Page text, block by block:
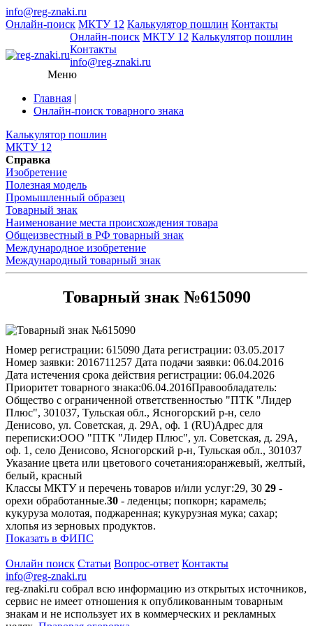
info@reg-znaki.ru
Онлайн-поиск МКТУ 12 Калькулятор пошлин Контакты
Онлайн-поиск МКТУ 12 Калькулятор пошлин
Контакты
info@reg-znaki.ru
Меню
Главная |
Онлайн-поиск товарного знака
Калькулятор пошлин
МКТУ 12
Справка
Изобретение
Полезная модель
Промышленный образец
Товарный знак
Наименование места происхождения товара
Общеизвестный в РФ товарный знак
Международное изобретение
Международный товарный знак
Товарный знак №615090
Номер регистрации: 615090 Дата регистрации: 03.05.2017
Номер заявки: 2016711257 Дата подачи заявки: 06.04.2016
Дата истечения срока действия регистрации: 06.04.2026
Приоритет товарного знака:06.04.2016Правообладатель:
Общество с ограниченной ответственностью "ПТК "Лидер
Плюс", 301037, Тульская обл., Ясногорский р-н, село
Денисово, ул. Советская, д. 29А, оф. 1 (RU)Адрес для
переписки:ООО "ПТК "Лидер Плюс", ул. Советская, д. 29А,
оф. 1, село Денисово, Ясногорский р-н, Тульская обл., 301037
Указание цвета или цветового сочетания:оранжевый, желтый,
белый, красный
Классы МКТУ и перечень товаров и/или услуг:29, 30 29 -
орехи обработанные.30 - леденцы; попкорн; карамель;
кукуруза молотая, поджаренная; кукурузная мука; сахар;
хлопья из зерновых продуктов.
Показать в ФИПС
Онлайн поиск Статьи Вопрос-ответ Контакты
info@reg-znaki.ru
reg-znaki.ru собрал всю информацию из открытых источников,
сервис не имеет отношения к опубликованным товарным
знакам и не использует их в коммерческих и рекламных